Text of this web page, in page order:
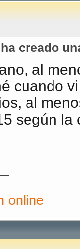
creado
al
cuando
al
según la
online